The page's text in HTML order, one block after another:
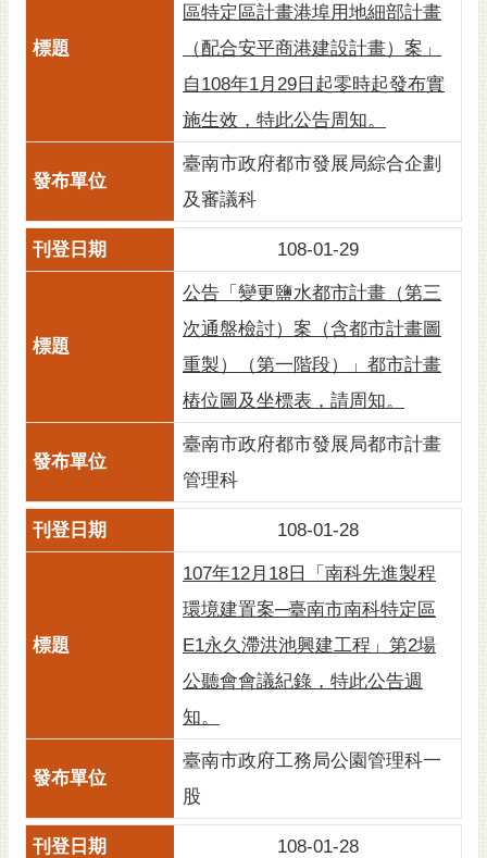
訂
報
市
信
日
私
權
及
安
料
開
宣
告
區特定區計畫港埠用地細部計畫
（配合安平商港建設計畫）案」
自108年1月29日起零時起發布實
施生效，特此公告周知。
臺南市政府都市發展局綜合企劃
及審議科
108-01-29
公告「變更鹽水都市計畫（第三
次通盤檢討）案（含都市計畫圖
重製）（第一階段）」都市計畫
樁位圖及坐標表，請周知。
臺南市政府都市發展局都市計畫
管理科
108-01-28
107年12月18日「南科先進製程
環境建置案─臺南市南科特定區
E1永久滯洪池興建工程」第2場
公聽會會議紀錄，特此公告週
知。
臺南市政府工務局公園管理科一
股
108-01-28